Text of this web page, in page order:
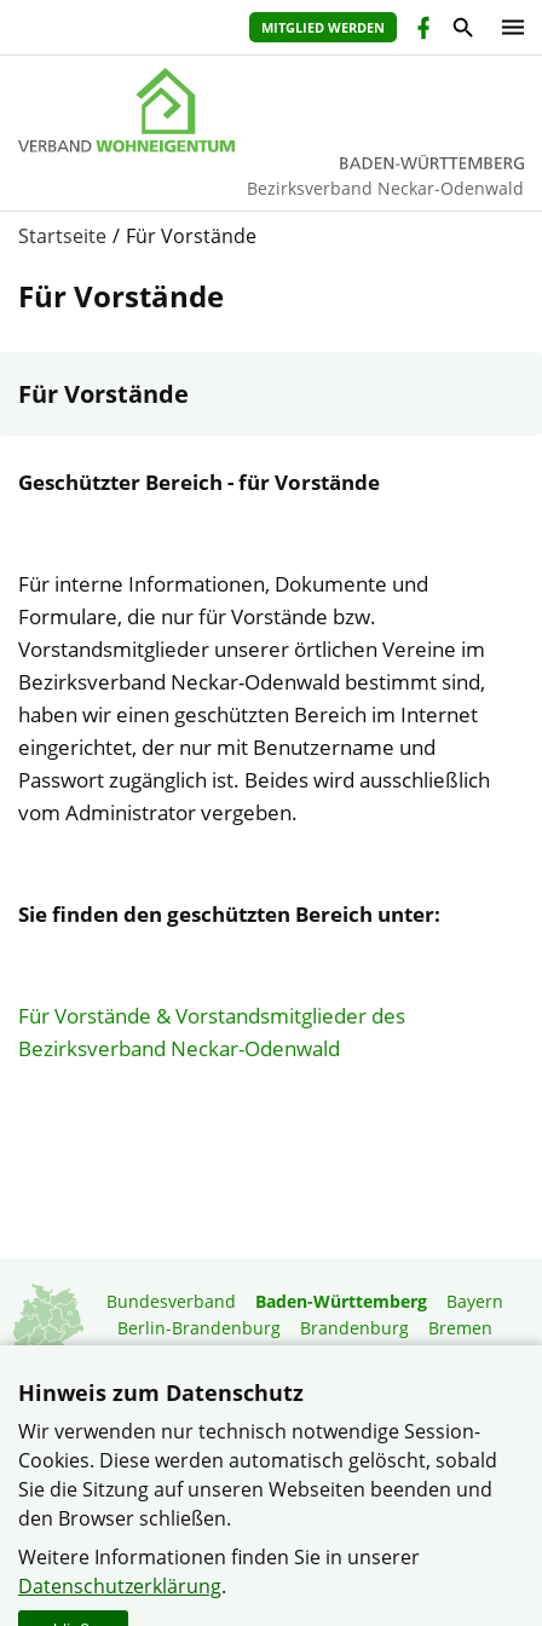
MITGLIED WERDEN
Bezirksverband Neckar-Odenwald
Startseite Für Vorstände
Für Vorstände
Für Vorstände
Geschützter Bereich - für Vorstände
Für interne Informationen, Dokumente und
Formulare, die nur für Vorstände bzw.
Vorstandsmitglieder unserer örtlichen Vereine im
Bezirksverband Neckar-Odenwald bestimmt sind,
haben wir einen geschützten Bereich im Internet
eingerichtet, der nur mit Benutzername und
Passwort zugänglich ist. Beides wird ausschließlich
vom Administrator vergeben.
Sie finden den geschützten Bereich unter:
Für Vorstände & Vorstandsmitglieder des
Bezirksverband Neckar-Odenwald
Bundesverband Baden-Württemberg
Bayern
Berlin-Brandenburg
Brandenburg
Bremen
Niedersachsen
Rheinland-Pfalz
Saarland
Sachsen-Anhalt
Schleswig-Holstein
Thüringen
Mitgliedermagazin
Gartenberatung
© Bezirksverband Neckar-Odenwald im Verband
Wohneigentum Baden-Württemberg e.V.
Datenschutzerklärung
Hinweis zum Datenschutz
Wir verwenden nur technisch notwendige Session-
Cookies. Diese werden automatisch gelöscht, sobald
Sie die Sitzung auf unseren Webseiten beenden und
den Browser schließen.
Weitere Informationen finden Sie in unserer
Datenschutzerklärung.